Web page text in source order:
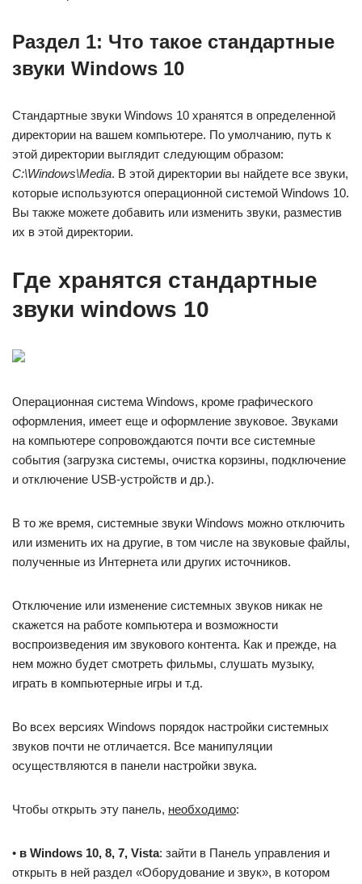
Раздел 1: Что такое стандартные
звуки Windows 10
Стандартные звуки Windows 10 хранятся в определенной
директории на вашем компьютере. По умолчанию, путь к
этой директории выглядит следующим образом:
C:\Windows\Media. В этой директории вы найдете все звуки,
которые используются операционной системой Windows 10.
Вы также можете добавить или изменить звуки, разместив
их в этой директории.
Где хранятся стандартные
звуки windows 10
Операционная система Windows, кроме графического
оформления, имеет еще и оформление звуковое. Звуками
на компьютере сопровождаются почти все системные
события (загрузка системы, очистка корзины, подключение
и отключение USB-устройств и др.).
В то же время, системные звуки Windows можно отключить
или изменить их на другие, в том числе на звуковые файлы,
полученные из Интернета или других источников.
Отключение или изменение системных звуков никак не
скажется на работе компьютера и возможности
воспроизведения им звукового контента. Как и прежде, на
нем можно будет смотреть фильмы, слушать музыку,
играть в компьютерные игры и т.д.
Во всех версиях Windows порядок настройки системных
звуков почти не отличается. Все манипуляции
осуществляются в панели настройки звука.
Чтобы открыть эту панель, необходимо:
• в Windows 10, 8, 7, Vista: зайти в Панель управления и
открыть в ней раздел «Оборудование и звук», в котором